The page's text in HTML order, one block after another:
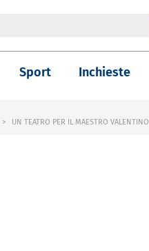
Sport Inchieste
UN TEATRO PER IL MAESTRO VALENTINO